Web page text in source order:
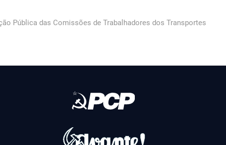
Pública das Comissões de Trabalhadores dos Transportes